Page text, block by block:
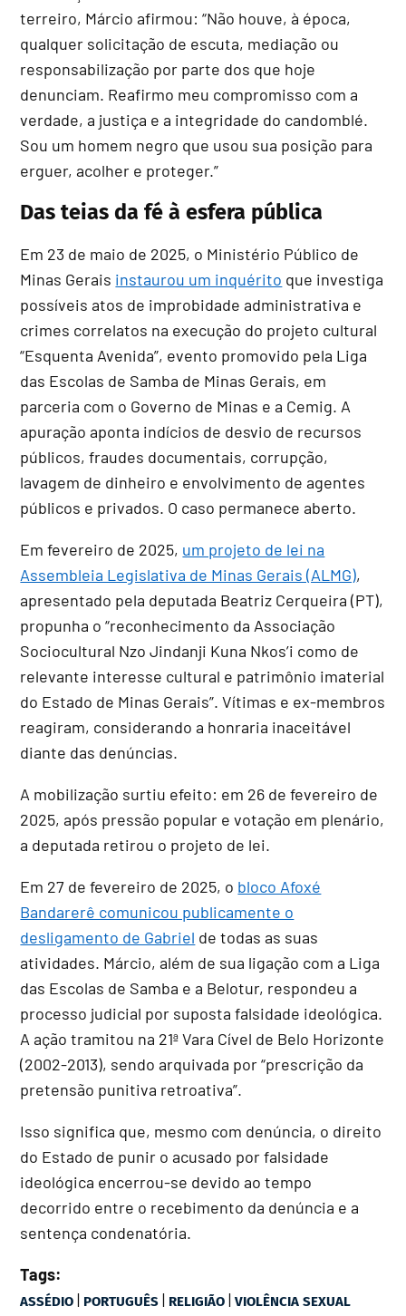
terreiro, Márcio afirmou: “Não houve, à época,
qualquer solicitação de escuta, mediação ou
responsabilização por parte dos que hoje
denunciam. Reafirmo meu compromisso com a
verdade, a justiça e a integridade do candomblé.
Sou um homem negro que usou sua posição para
erguer, acolher e proteger.”
Das teias da fé à esfera pública
Em 23 de maio de 2025, o Ministério Público de
Minas Gerais instaurou um inquérito que investiga
possíveis atos de improbidade administrativa e
crimes correlatos na execução do projeto cultural
“Esquenta Avenida”, evento promovido pela Liga
das Escolas de Samba de Minas Gerais, em
parceria com o Governo de Minas e a Cemig. A
apuração aponta indícios de desvio de recursos
públicos, fraudes documentais, corrupção,
lavagem de dinheiro e envolvimento de agentes
públicos e privados. O caso permanece aberto.
Em fevereiro de 2025, um projeto de lei na
Assembleia Legislativa de Minas Gerais (ALMG),
apresentado pela deputada Beatriz Cerqueira (PT),
propunha o “reconhecimento da Associação
Sociocultural Nzo Jindanji Kuna Nkos’i como de
relevante interesse cultural e patrimônio imaterial
do Estado de Minas Gerais”. Vítimas e ex-membros
reagiram, considerando a honraria inaceitável
diante das denúncias.
A mobilização surtiu efeito: em 26 de fevereiro de
2025, após pressão popular e votação em plenário,
a deputada retirou o projeto de lei.
Em 27 de fevereiro de 2025, o bloco Afoxé
Bandarerê comunicou publicamente o
desligamento de Gabriel de todas as suas
atividades. Márcio, além de sua ligação com a Liga
das Escolas de Samba e a Belotur, respondeu a
processo judicial por suposta falsidade ideológica.
A ação tramitou na 21ª Vara Cível de Belo Horizonte
(2002-2013), sendo arquivada por “prescrição da
pretensão punitiva retroativa”.
Isso significa que, mesmo com denúncia, o direito
do Estado de punir o acusado por falsidade
ideológica encerrou-se devido ao tempo
decorrido entre o recebimento da denúncia e a
sentença condenatória.
Tags:
ASSÉDIO | PORTUGUÊS | RELIGIÃO |VIOLÊNCIA SEXUAL